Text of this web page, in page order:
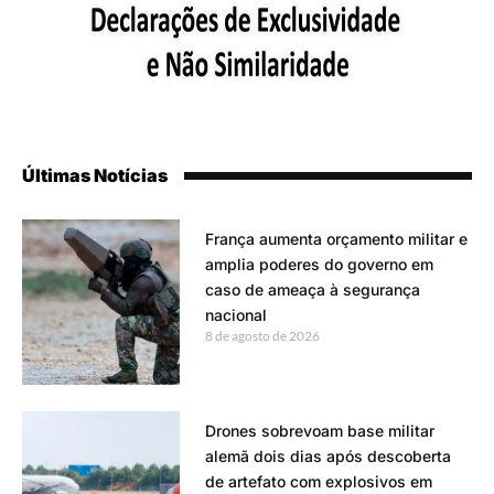
Últimas Notícias
França aumenta orçamento militar e
amplia poderes do governo em
caso de ameaça à segurança
nacional
8 de agosto de 2026
Drones sobrevoam base militar
alemã dois dias após descoberta
de artefato com explosivos em